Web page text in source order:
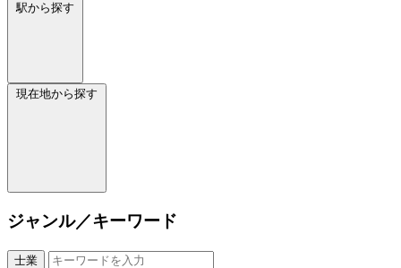
駅から探す
現在地から探す
ジャンル／キーワード
士業